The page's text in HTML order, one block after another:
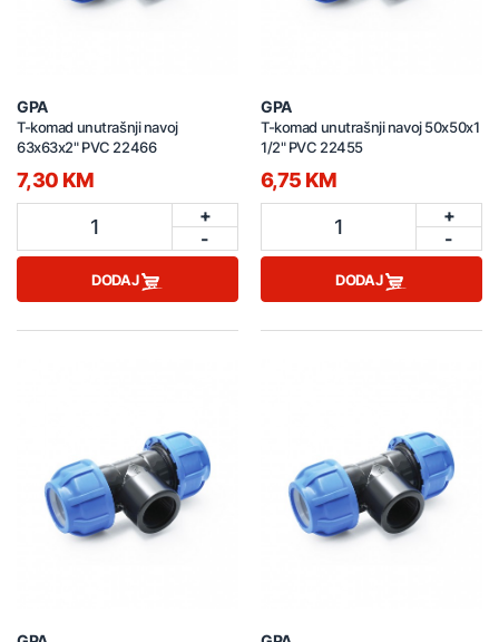
GPA
T-komad unutrašnji navoj
63x63x2" PVC 22466
7,30 KM
1
+
-
DODAJ
GPA
T-komad unutrašnji navoj 50x50x1
1/2" PVC 22455
6,75 KM
1
+
-
DODAJ